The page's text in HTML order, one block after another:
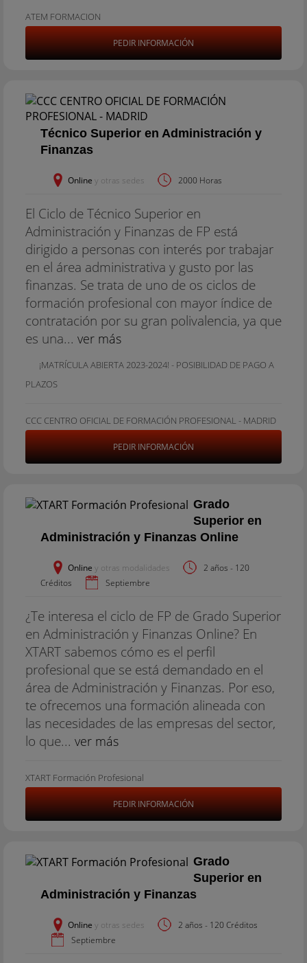
ATEM FORMACION
PEDIR INFORMACIÓN
Técnico Superior en Administración y
Finanzas
Online y otras sedes 2000 Horas
El Ciclo de Técnico Superior en
Administración y Finanzas de FP está
dirigido a personas con interés por trabajar
en el área administrativa y gusto por las
finanzas. Se trata de uno de os ciclos de
formación profesional con mayor índice de
contratación por su gran polivalencia, ya que
es una... ver más
¡MATRÍCULA ABIERTA 2023-2024! - POSIBILIDAD DE PAGO A
PLAZOS
CCC CENTRO OFICIAL DE FORMACIÓN PROFESIONAL - MADRID
PEDIR INFORMACIÓN
Grado
Superior en
Administración y Finanzas Online
Online y otras modalidades
2 años - 120
Créditos
Septiembre
¿Te interesa el ciclo de FP de Grado Superior
en Administración y Finanzas Online? En
XTART sabemos cómo es el perfil
profesional que se está demandado en el
área de Administración y Finanzas. Por eso,
te ofrecemos una formación alineada con
las necesidades de las empresas del sector,
lo que... ver más
XTART Formación Profesional
PEDIR INFORMACIÓN
Grado
Superior en
Administración y Finanzas
Online y otras sedes
2 años - 120 Créditos
Septiembre